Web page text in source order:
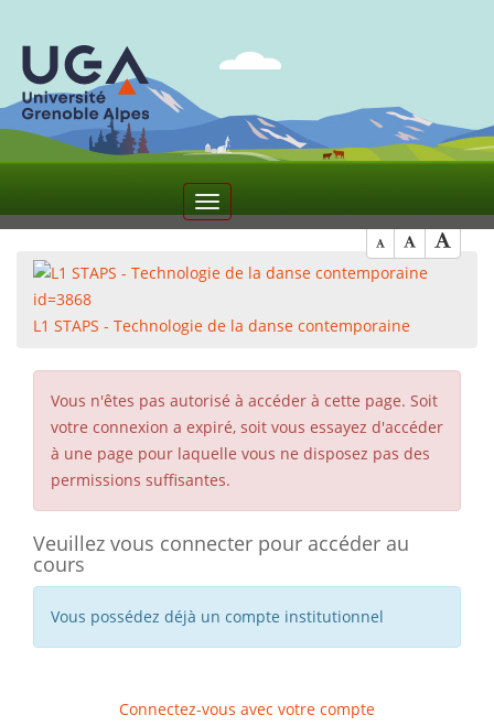
Toggle
navigation
L1 STAPS - Technologie de la danse contemporaine
Vous n'êtes pas autorisé à accéder à cette page. Soit
votre connexion a expiré, soit vous essayez d'accéder
à une page pour laquelle vous ne disposez pas des
permissions suffisantes.
Veuillez vous connecter pour accéder au
cours
Vous possédez déjà un compte institutionnel
Connectez-vous avec votre compte